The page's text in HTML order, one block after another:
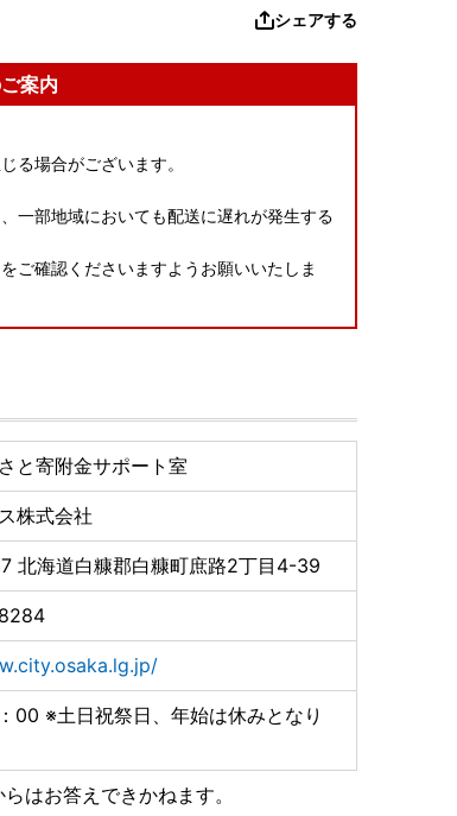
シェアする
案内
る場合がございます。
一部地域においても配送に遅れが発生する
ご確認くださいますようお願いいたしま
と寄附金サポート室
株式会社
北海道白糠郡白糠町庶路2丁目4-39
00 ※土日祝祭日、年始は休みとなり
はお答えできかねます。